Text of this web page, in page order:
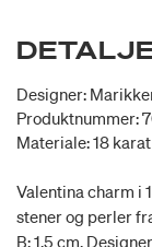
Designer:
Produktnummer:
Materiale: 18
Valentina charm i
stener og perler
B: 1,5 cm.